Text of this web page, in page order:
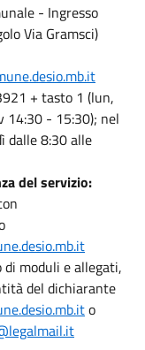
- Ingresso
Via Gramsci)
+ tasto 1 (lun,
14:30 - 15:30); nel
dalle 8:30 alle
del servizio:
moduli e allegati,
del dichiarante
o